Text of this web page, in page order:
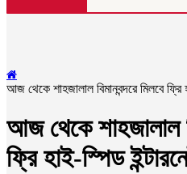
আজ থেকে শাহজালাল বিমানবন্দরে মিলবে ফ্রি
আজ থেকে শাহজালাল
ফ্রি হাই-স্পিড